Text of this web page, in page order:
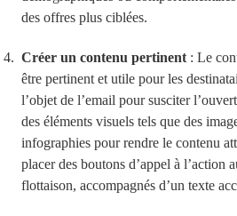
des offres plus ciblées.
Créer un contenu pertinent : Le
être pertinent et utile pour les
l’objet de l’email pour susciter
des éléments visuels tels que des
infographies pour rendre le contenu
placer des boutons d’appel à l’action
flottaison, accompagnés d’un texte